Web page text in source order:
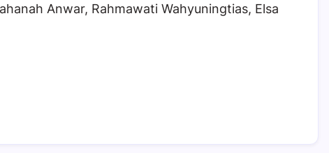
Anwar, Rahmawati Wahyuningtias, Elsa